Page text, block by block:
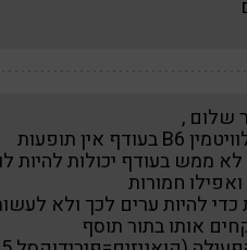
שלום ,
זה לא נכון שלוויטמין B6 בעודף אין תופעות
לא ממש בעודף יכולות להיות
חמורות
להיות ערים לכך ולא
אותו בתור תוסף